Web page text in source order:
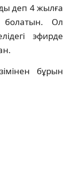
деп 4 жылға
болатын. Ол
эфирде
бұрын